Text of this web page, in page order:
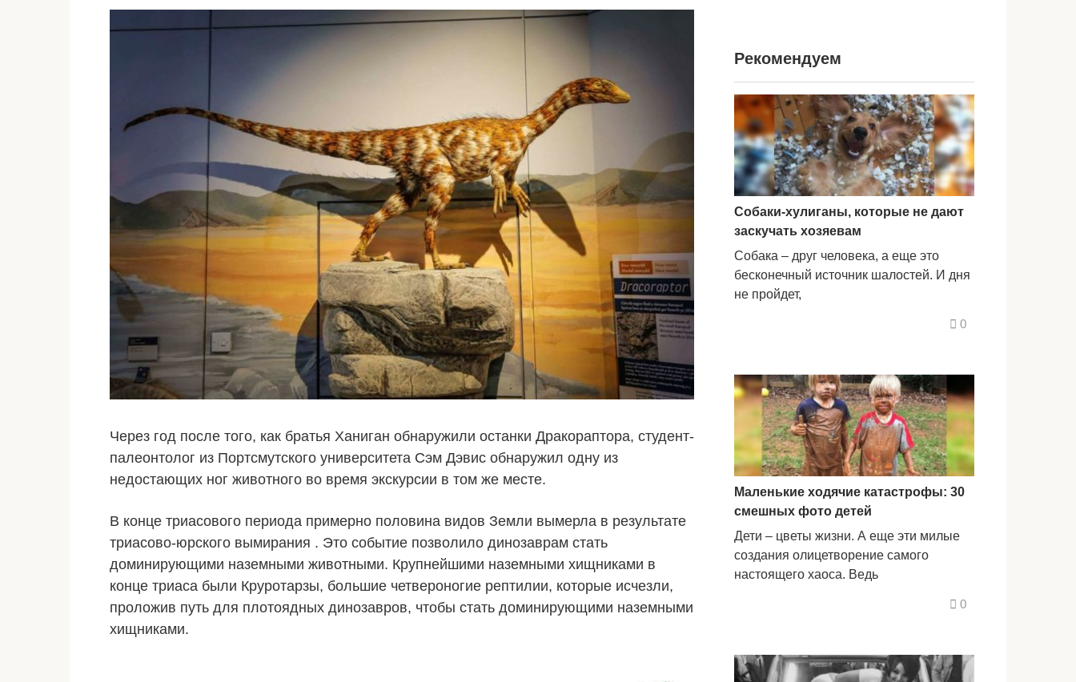
Через год после того, как братья Ханиган обнаружили останки Дракораптора, студент-
палеонтолог из Портсмутского университета Сэм Дэвис обнаружил одну из
недостающих ног животного во время экскурсии в том же месте.
В конце триасового периода примерно половина видов Земли вымерла в результате
триасово-юрского вымирания . Это событие позволило динозаврам стать
доминирующими наземными животными. Крупнейшими наземными хищниками в
конце триаса были Круротарзы, большие четвероногие рептилии, которые исчезли,
проложив путь для плотоядных динозавров, чтобы стать доминирующими наземными
хищниками.
Рекомендуем
Собаки-хулиганы, которые не дают
заскучать хозяевам
Собака – друг человека, а еще это
бесконечный источник шалостей. И дня
не пройдет,
0
Маленькие ходячие катастрофы: 30
смешных фото детей
Дети – цветы жизни. А еще эти милые
создания олицетворение самого
настоящего хаоса. Ведь
0